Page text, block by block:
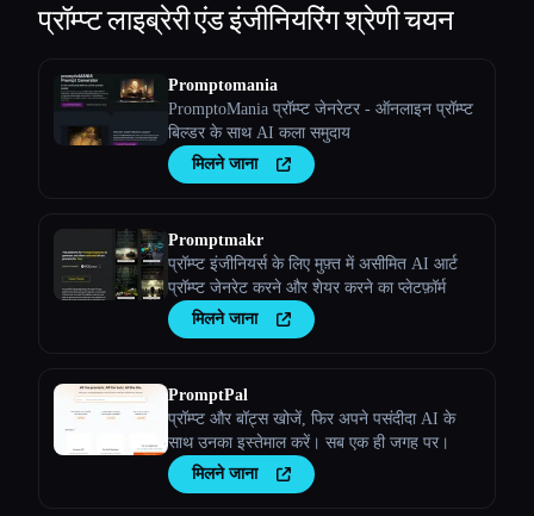
प्रॉम्प्ट लाइब्रेरी एंड इंजीनियरिंगश्रेणी चयन
Promptomania
PromptoMania प्रॉम्प्ट जेनरेटर - ऑनलाइन प्रॉम्प्ट
बिल्डर के साथ AI कला समुदाय
मिलने जाना
Promptmakr
प्रॉम्प्ट इंजीनियर्स के लिए मुफ़्त में असीमित AI आर्ट
प्रॉम्प्ट जेनरेट करने और शेयर करने का प्लेटफ़ॉर्म
मिलने जाना
PromptPal
प्रॉम्प्ट और बॉट्स खोजें, फिर अपने पसंदीदा AI के
साथ उनका इस्तेमाल करें। सब एक ही जगह पर।
मिलने जाना